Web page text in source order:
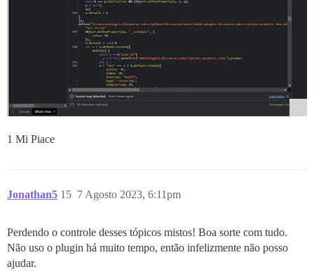
1 Mi Piace
Jonathan5 7 Agosto 2023, 6:11pm
15
Perdendo o controle desses tópicos mistos! Boa sorte com tudo.
Não uso o plugin há muito tempo, então infelizmente não posso
ajudar.